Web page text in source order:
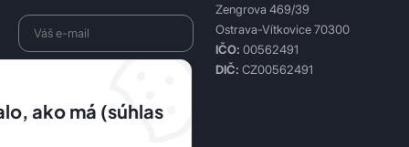
Prihlásiť sa k odberu
Zengrova 469/39
Ostrava-Vítkovice 70300
IČO: 00562491
DIČ: CZ00562491
ako má (súhlas